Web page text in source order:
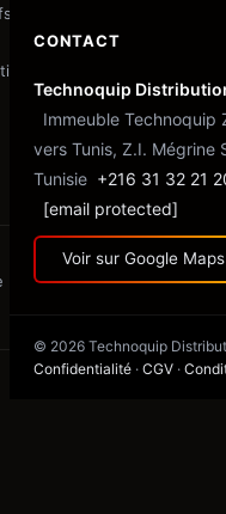
CONTACT
Technoquip
Immeuble Technoquip
vers Tunis, Z.I. Mégrine
Tunisie +216 31 32 21
[email protected]
Voir sur Google Maps
© 2026 Technoquip
Confidentialité · CGV ·